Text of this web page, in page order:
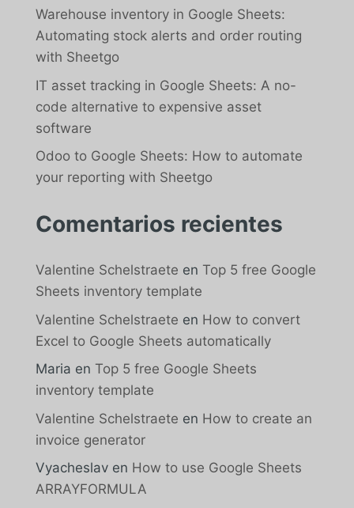
Warehouse inventory in Google Sheets:
Automating stock alerts and order routing
with Sheetgo
IT asset tracking in Google Sheets: A no-
code alternative to expensive asset
software
Odoo to Google Sheets: How to automate
your reporting with Sheetgo
Comentarios recientes
Valentine Schelstraete en Top 5 free Google
Sheets inventory template
Valentine Schelstraete en How to convert
Excel to Google Sheets automatically
Maria en Top 5 free Google Sheets
inventory template
Valentine Schelstraete en How to create an
invoice generator
Vyacheslaven How to use Google Sheets
ARRAYFORMULA